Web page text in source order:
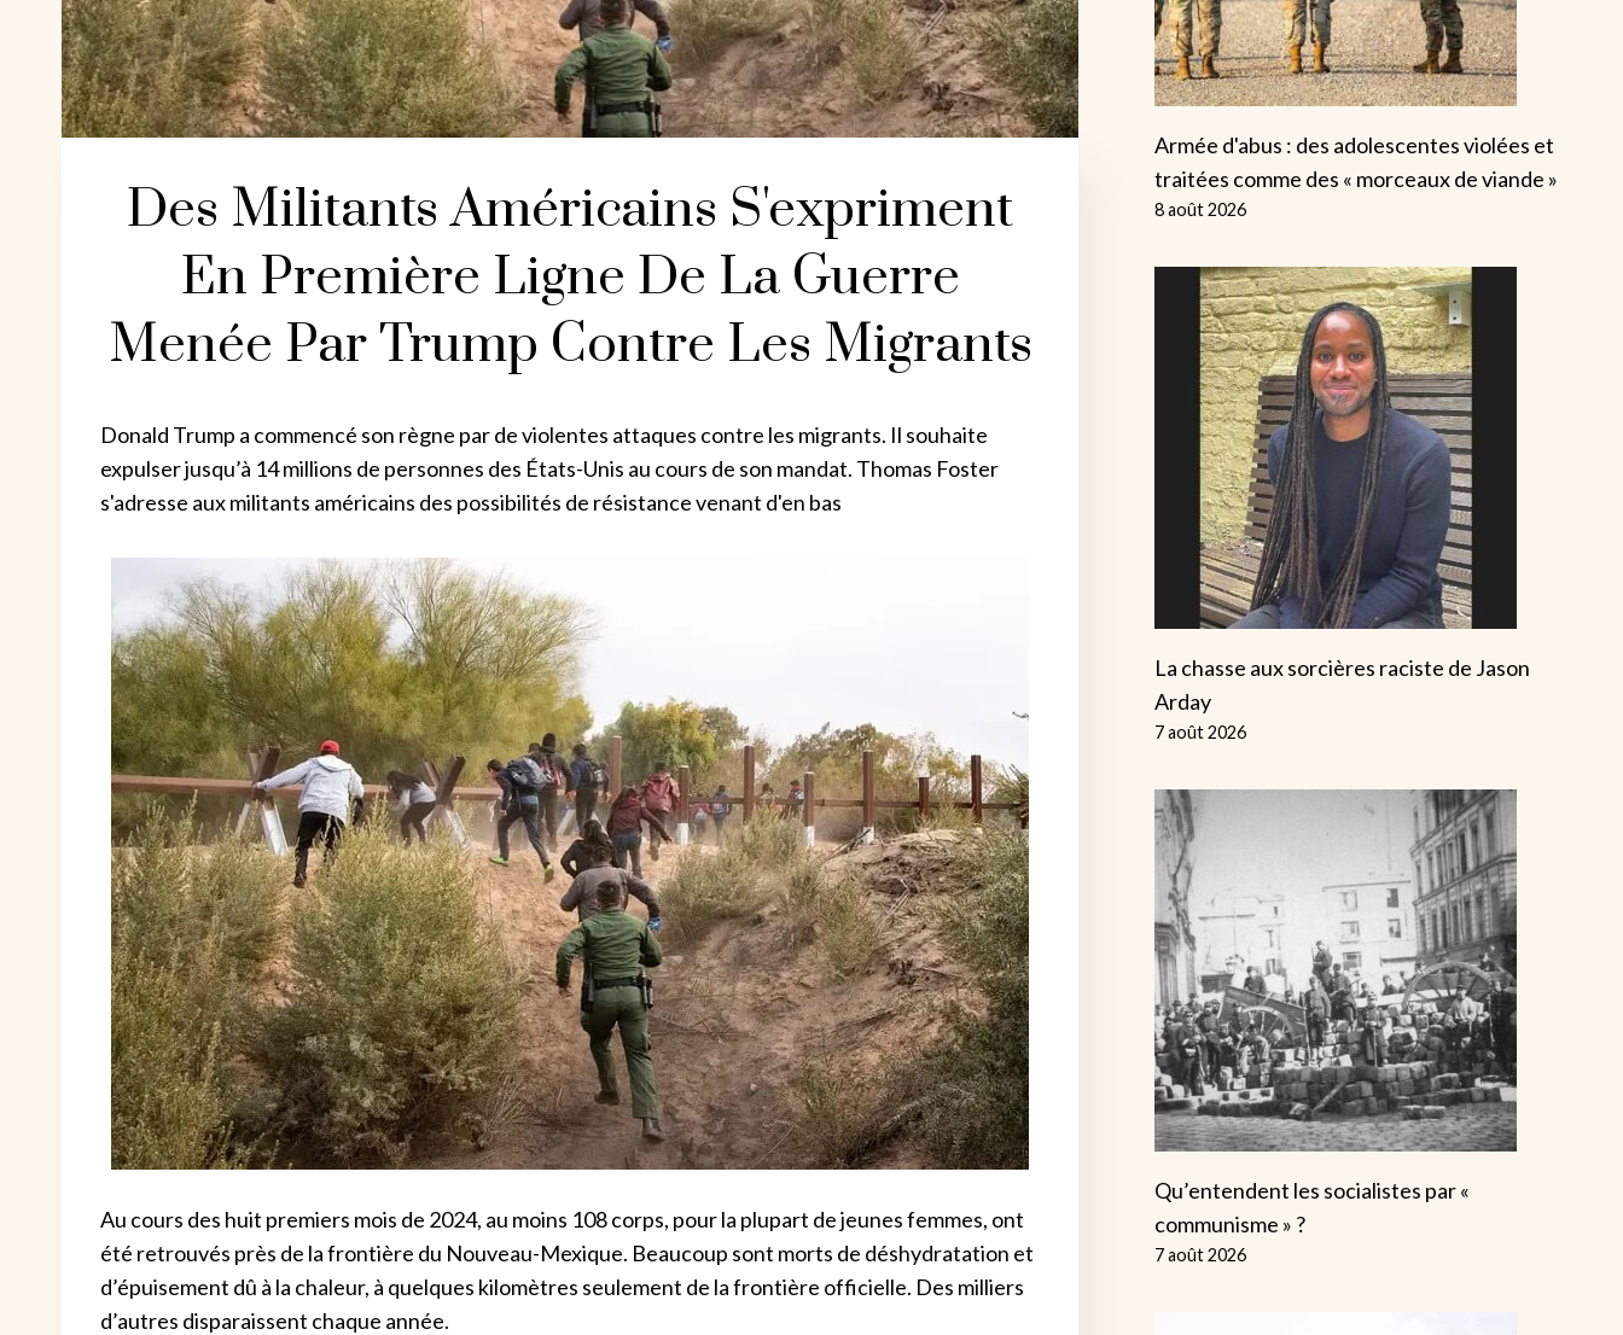
Des Militants Américains S'expriment
En Première Ligne De La Guerre
Menée Par Trump Contre Les Migrants
Donald Trump a commencé son règne par de violentes attaques contre les migrants. Il souhaite
expulser jusqu’à 14 millions de personnes des États-Unis au cours de son mandat. Thomas Foster
s'adresse aux militants américains des possibilités de résistance venant d'en bas
Au cours des huit premiers mois de 2024, au moins 108 corps, pour la plupart de jeunes femmes, ont
été retrouvés près de la frontière du Nouveau-Mexique. Beaucoup sont morts de déshydratation et
d’épuisement dû à la chaleur, à quelques kilomètres seulement de la frontière officielle. Des milliers
d’autres disparaissent chaque année.
Armée d'abus : des adolescentes violées et
traitées comme des « morceaux de viande »
8 août 2026
La chasse aux sorcières raciste de Jason
Arday
7 août 2026
Qu’entendent les socialistes par «
communisme » ?
7 août 2026